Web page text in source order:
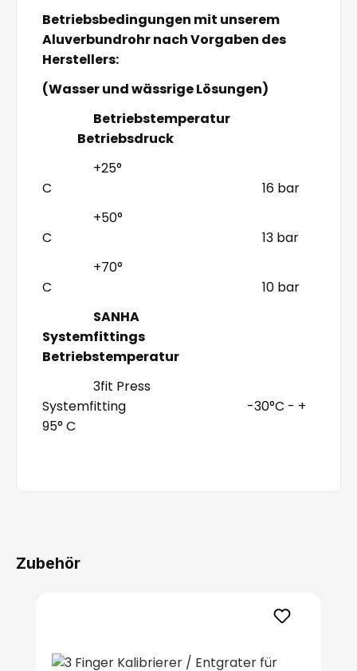
Betriebsbedingungen mit unserem
Aluverbundrohr nach Vorgaben des
Herstellers:
(Wasser und wässrige Lösungen)
Betriebstemperatur
Betriebsdruck
+25°
C 16 bar
+50°
C 13 bar
+70°
C 10 bar
SANHA
Systemfittings
Betriebstemperatur
3fit Press
Systemfitting -30°C - +
95° C
Zubehör